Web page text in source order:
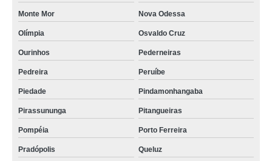
Monte Mor Nova Odessa
Olímpia Osvaldo Cruz
Ourinhos Pederneiras
Pedreira Peruíbe
Piedade Pindamonhangaba
Pirassununga Pitangueiras
Pompéia Porto Ferreira
Pradópolis Queluz